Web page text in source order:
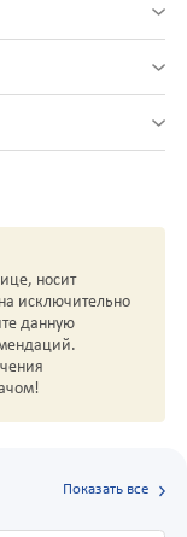
носит
исключительно
данную
Показать все